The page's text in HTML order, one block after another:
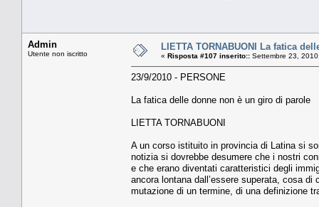
Admin
Utente non iscritto
LIETTA TORNABUONI La fatica
« Risposta #107 inserito:: Settembre 23,
23/9/2010 - PERSONE
La fatica delle donne non è un giro di parole
LIETTA TORNABUONI
A un corso istituito in provincia di Latina si
notizia si dovrebbe desumere che i nostri
e che erano diventati caratteristici degli
ancora lontana dall’essere superata, cosa
mutazione di un termine, di una definizione